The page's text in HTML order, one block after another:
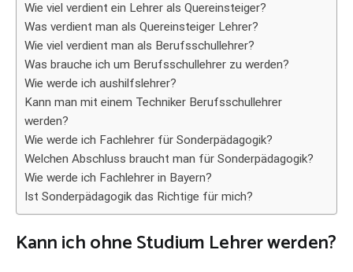
Wie viel verdient ein Lehrer als Quereinsteiger?
Was verdient man als Quereinsteiger Lehrer?
Wie viel verdient man als Berufsschullehrer?
Was brauche ich um Berufsschullehrer zu werden?
Wie werde ich aushilfslehrer?
Kann man mit einem Techniker Berufsschullehrer
werden?
Wie werde ich Fachlehrer für Sonderpädagogik?
Welchen Abschluss braucht man für Sonderpädagogik?
Wie werde ich Fachlehrer in Bayern?
Ist Sonderpädagogik das Richtige für mich?
Kann ich ohne Studium Lehrer werden?